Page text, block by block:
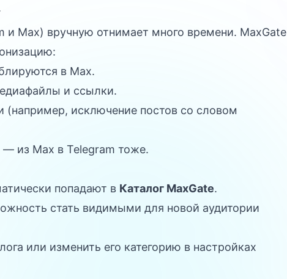
и Max) вручную отнимает много времени. MaxGate
в Max.
и ссылки.
исключение постов со словом
из Max в Telegram тоже.
попадают в Каталог MaxGate.
стать видимыми для новой аудитории
или изменить его категорию в настройках